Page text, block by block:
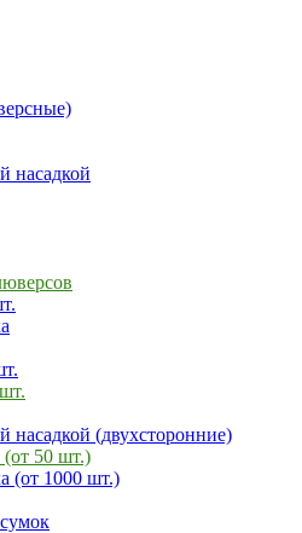
насадкой
насадкой (двухсторонние)
50 шт.)
(от 1000 шт.)